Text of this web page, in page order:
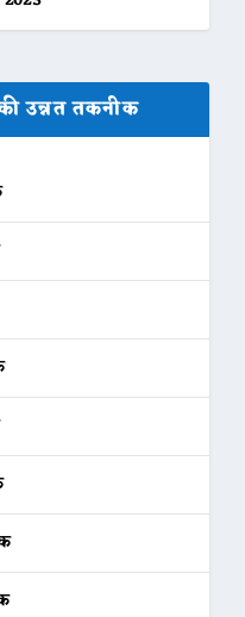
उन्नत तकनीक